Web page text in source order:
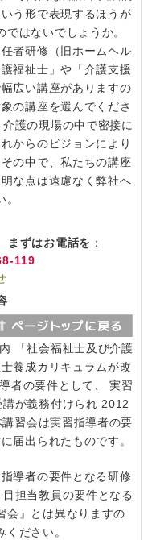
う形で表現するほうが
はないでしょうか。
者研修（旧ホームヘル
福祉士」や「介護支援
広い講座がありますの
の講座を選んでくださ
護の現場の中で密接に
からのビジョンにより
の中で、私たちの講座
な点は遠慮なく弊社へ
まずはお電話を ：
119
「社会福祉士及び介護
養成カリキュラムが改
者の要件として、 実習
が義務付けられ 2012
習会は実習指導者の要
届出られたものです。
導者の要件となる研修
担当教員の要件となる
会』とは異なりますの
ださい。